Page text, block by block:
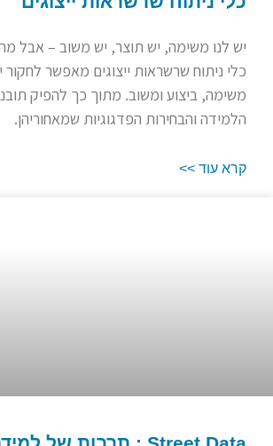
יש לנו משימה, יש תוצר, יש משוב – אבל מה
כלי ניתוח שרשראות ייצוגים מאפשר לחקור
משימה, ביצוע ומשוב. מתוך כך להפיק
הלמידה והבחירות הפדגוגיות שמאחוריהן.
קרא עוד >>